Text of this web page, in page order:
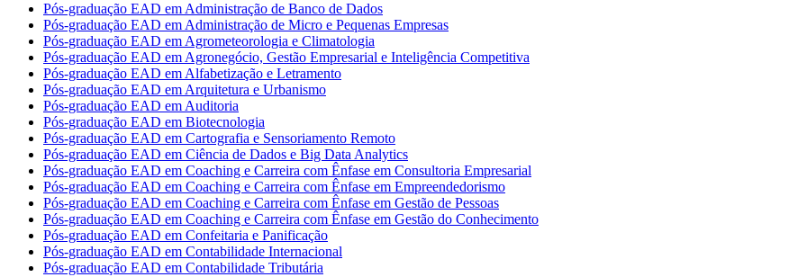
Pós-graduação EAD em Administração de Banco de Dados
Pós-graduação EAD em Administração de Micro e Pequenas Empresas
Pós-graduação EAD em Agrometeorologia e Climatologia
Pós-graduação EAD em Agronegócio, Gestão Empresarial e Inteligência Competitiva
Pós-graduação EAD em Alfabetização e Letramento
Pós-graduação EAD em Arquitetura e Urbanismo
Pós-graduação EAD em Auditoria
Pós-graduação EAD em Biotecnologia
Pós-graduação EAD em Cartografia e Sensoriamento Remoto
Pós-graduação EAD em Ciência de Dados e Big Data Analytics
Pós-graduação EAD em Coaching e Carreira com Ênfase em Consultoria Empresarial
Pós-graduação EAD em Coaching e Carreira com Ênfase em Empreendedorismo
Pós-graduação EAD em Coaching e Carreira com Ênfase em Gestão de Pessoas
Pós-graduação EAD em Coaching e Carreira com Ênfase em Gestão do Conhecimento
Pós-graduação EAD em Confeitaria e Panificação
Pós-graduação EAD em Contabilidade Internacional
Pós-graduação EAD em Contabilidade Tributária